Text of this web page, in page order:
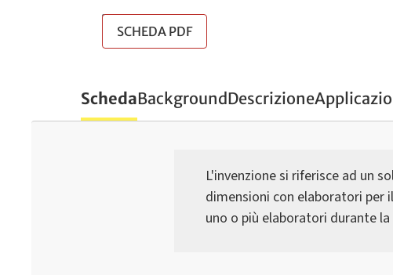
SCHEDA PDF
SchedaBackgroundDescrizione
L'invenzione si riferisce ad un
dimensioni con elaboratori per
uno o più elaboratori durante